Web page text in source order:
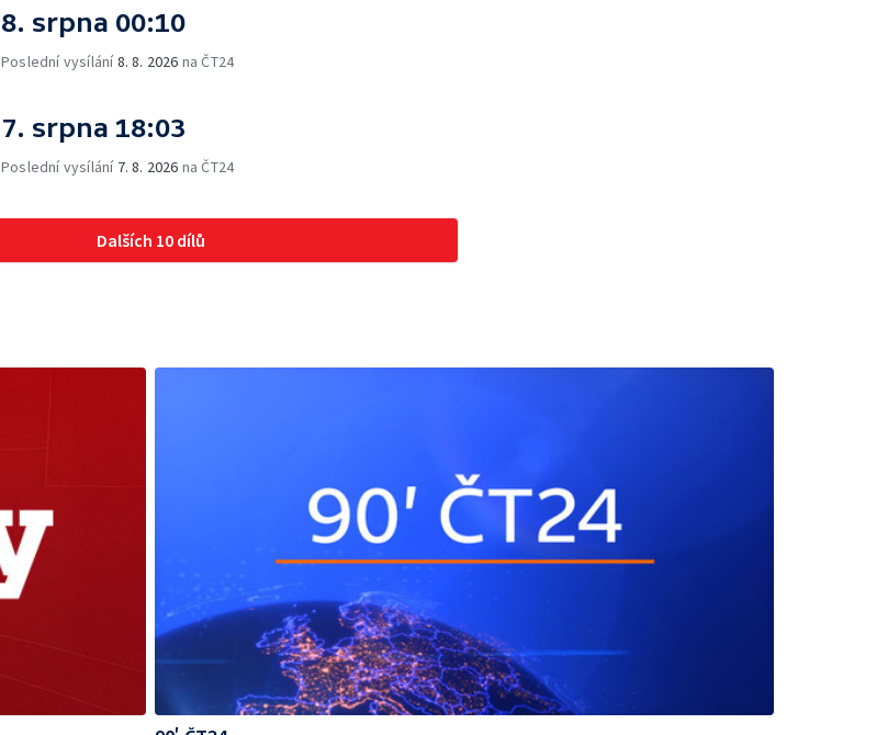
8. srpna 00:10
Poslední vysílání8. 8. 2026 na ČT24
7. srpna 18:03
Poslední vysílání 7. 8. 2026 na ČT24
Dalších 10 dílů